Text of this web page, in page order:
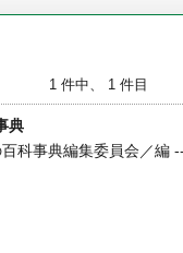
1 件中、 1 件目
典
科事典編集委員会／編